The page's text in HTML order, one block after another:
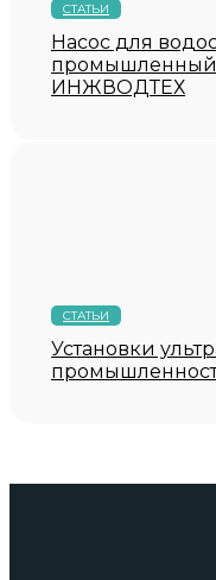
СТАТЬИ
Насос для
промышленный
ИНЖВОДТЕХ
СТАТЬИ
Установки